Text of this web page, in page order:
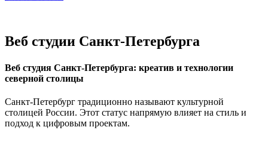
Веб студии Санкт-Петербурга
Веб студия Санкт-Петербурга: креатив и технологии
северной столицы
Санкт-Петербург традиционно называют культурной
столицей России. Этот статус напрямую влияет на стиль и
подход к цифровым проектам.